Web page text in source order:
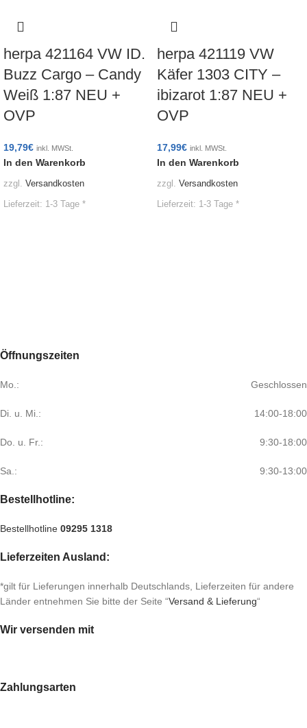
herpa 421164 VW ID.
Buzz Cargo – Candy
Weiß 1:87 NEU +
OVP
19,79€ inkl. MWSt.
In den Warenkorb
zzgl. Versandkosten
Lieferzeit: 1-3 Tage *
herpa 421119 VW
Käfer 1303 CITY –
ibizarot 1:87 NEU +
OVP
17,99€ inkl. MWSt.
In den Warenkorb
zzgl. Versandkosten
Lieferzeit: 1-3 Tage *
Öffnungszeiten
Mo.: Geschlossen
Di. u. Mi.: 14:00-18:00
Do. u. Fr.: 9:30-18:00
Sa.: 9:30-13:00
Bestellhotline:
Bestellhotline 09295 1318
Lieferzeiten Ausland:
*gilt für Lieferungen innerhalb Deutschlands, Lieferzeiten für andere
Länder entnehmen Sie bitte der Seite “Versand & Lieferung“
Wir versenden mit
Zahlungsarten